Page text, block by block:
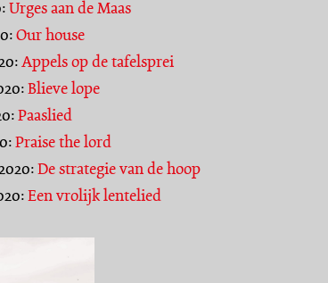
Urges aan de Maas
Our house
Appels op de tafelsprei
Blieve lope
Paaslied
Praise the lord
De strategie van de hoop
Een vrolijk lentelied